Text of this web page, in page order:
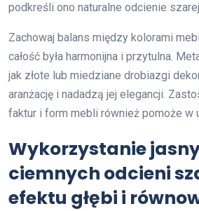
podkreśli ono naturalne odcienie
Zachowaj balans między kolorami
całość była harmonijna i przytulna.
jak złote lub miedziane drobiazgi
aranżację i nadadzą jej elegancji.
faktur i form mebli również pomoże w
Wykorzystanie
ciemnych odcieni
efektu głębi i